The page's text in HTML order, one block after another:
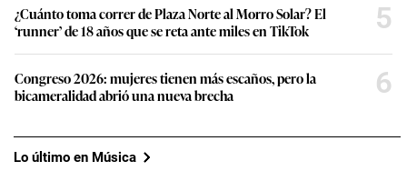
¿Cuánto toma correr de Plaza Norte al Morro Solar? El
‘runner’ de 18 años que se reta ante miles en TikTok
5
Congreso 2026: mujeres tienen más escaños, pero la
bicameralidad abrió una nueva brecha
6
Lo último en Música